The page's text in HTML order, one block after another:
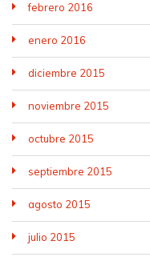
febrero 2016
enero 2016
diciembre 2015
noviembre 2015
octubre 2015
septiembre 2015
agosto 2015
julio 2015